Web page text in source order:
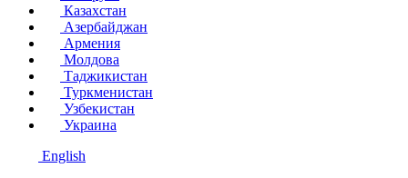
Казахстан
Азербайджан
Армения
Молдова
Таджикистан
Туркменистан
Узбекистан
Украина
English